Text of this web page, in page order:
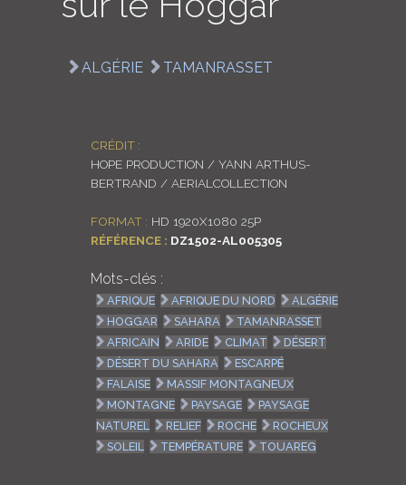
ENGLISH
ALGÉRIE TAMANRASSET
CRÉDIT :
HOPE PRODUCTION / YANN ARTHUS-
BERTRAND / AERIALCOLLECTION
FORMAT : HD 1920X1080 25P
RÉFÉRENCE : DZ1502-AL005305
Mots-clés :
AFRIQUE AFRIQUE DU NORD
ALGÉRIE
HOGGAR
SAHARA
TAMANRASSET
AFRICAIN
ARIDE CLIMAT
DÉSERT
DÉSERT DU SAHARA
ESCARPÉ
FALAISE
MASSIF MONTAGNEUX
MONTAGNE
PAYSAGE
PAYSAGE
NATUREL
RELIEF ROCHE
ROCHEUX
SOLEIL
TEMPÉRATURE TOUAREG